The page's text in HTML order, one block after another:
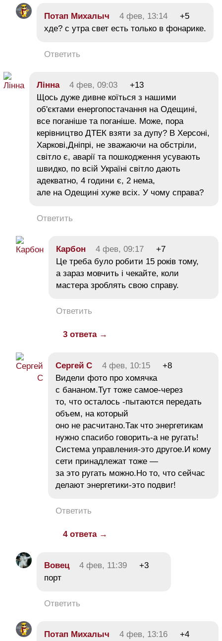
Потап Михалыч 4 фев, 13:14
+5
хде? с утра свет есть только в фонарике.
Ответить
Лінна 4 фев, 09:03
+13
Щось дуже дивне коїться з нашими
об'єктами енергопостачання на Одещині,
все поганіше та поганіше. Може, пора
керівництво ДТЕК взяти за дупу? В Херсоні,
Харкові,Дніпрі, не зважаючи на обстріли,
світло є, аварії та пошкодження усувають
швидко, по всій Україні світло дають
адекватно, 4 години є, 2 нема,
але на Одещині хуже всіх. У чому справа?
Ответить
Карбон 4 фев, 09:17
+7
Це треба було робити 15 років тому,
а зараз мовчить і чекайте, коли
мастера зроблять свою справу.
Ответить
3 ответа →
Сергей С 4 фев, 10:15
+8
Видели фото про хомячка
с бананом.Тут тоже самое-через
то, что осталось -пытаются передать
объем, на который
оно не расчитано.Так что энергетикам
нужно спасибо говорить-а не ругать!
Система управления-это другое.И кому
сети принадлежат тоже —
за это ругать можно.Но то, что сейчас
делают энергетики-это подвиг!
Ответить
4 ответа →
Вовец 4 фев, 11:39
+3
порт
Ответить
Потап Михалыч 4 фев, 13:16
+4